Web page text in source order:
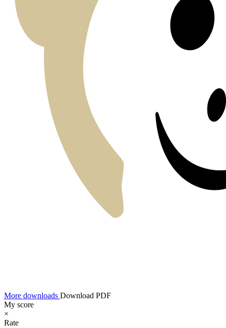
More downloads Download PDF
My score
×
Rate